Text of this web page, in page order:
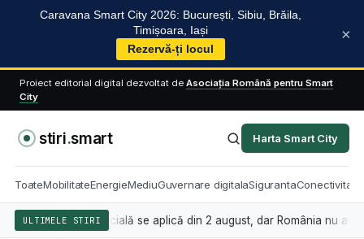
Caravana Smart City 2026: București, Sibiu, Brăila,
Timișoara, Iași
Rezervă-ți locul
×
Proiect editorial digital dezvoltat de Asociația Română pentru Smart
City
stiri.smart Harta Smart City
ToateMobilitateEnergieMediuGuvernare digitalaSigurantaConectivitate
ULTIMELE STIRI
inteligența artificială se aplică din 2 august, dar România nu are